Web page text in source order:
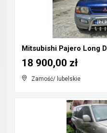
Zamość/ lubelskie
18 900,00 zł